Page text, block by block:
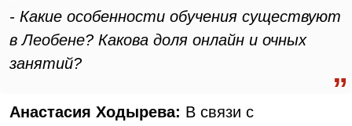
- Какие особенности обучения существуют
в Леобене? Какова доля онлайн и очных
занятий?
Анастасия Ходырева: В связи с